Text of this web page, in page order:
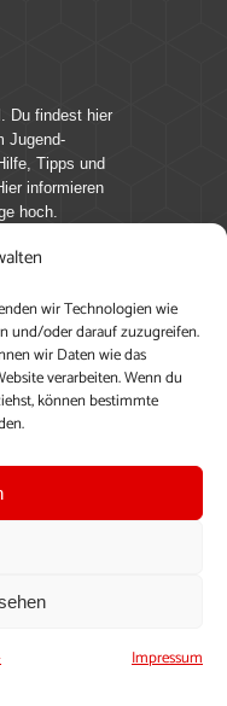
wir Technologien wie
und/oder darauf zuzugreifen.
wir Daten wie das
verarbeiten. Wenn du
können bestimmte
Impressum
Du findest hier
Jugend-
Tipps und
informieren
hoch.
und
Du musst
zu können, ein
und zu